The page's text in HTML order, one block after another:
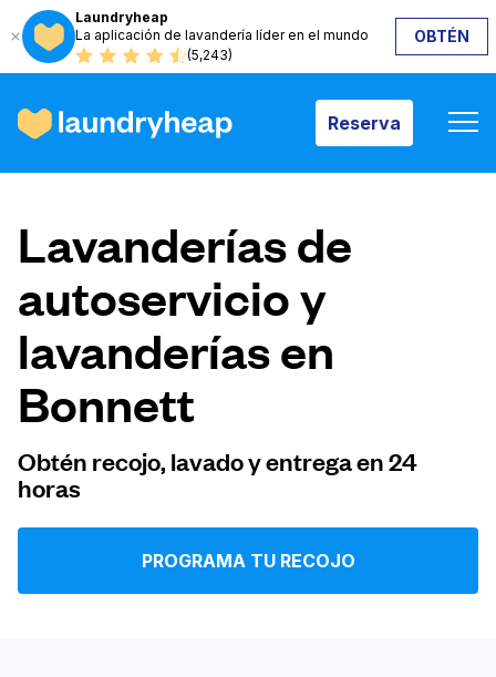
Laundryheap
La aplicación de lavandería líder en el mundo
(5,243)
OBTÉN
Reserva
Reserva
Cómo funciona
Precios y servicios
Quiénes somos
Iniciar sesión
Lavanderías de
autoservicio y
lavanderías en
Bonnett
Obtén recojo, lavado y entrega en 24
horas
PROGRAMA TU RECOJO